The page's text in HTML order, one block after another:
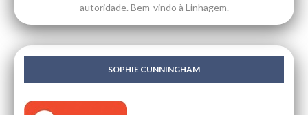
autoridade. Bem-vindo à Linhagem.
SOPHIE CUNNINGHAM